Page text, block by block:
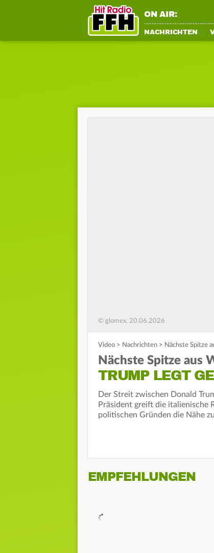
ON AIR:
NACHRICHTEN
© glomex, 20.06.2026
Video > Nachrichten > Nächste Spitze
Nächste Spitze aus
TRUMP LEGT
Der Streit zwischen Donald
Präsident greift die italienische
politischen Gründen die Nähe
EMPFEHLUNGEN